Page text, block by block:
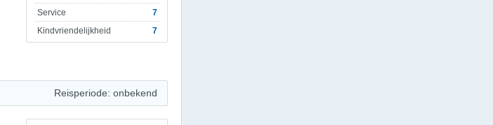
Service
7
Kindvriendelijkheid
7
Reisperiode: onbekend